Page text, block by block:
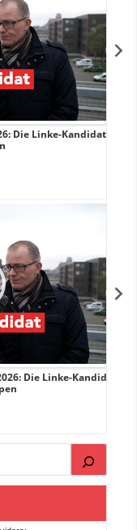
Linke-Kandidat
Linke-Kandidat